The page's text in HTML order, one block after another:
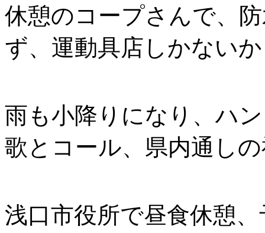
休憩のコープさんで、
ず、運動具店しかない
雨も小降りになり、ハ
歌とコール、県内通し
浅口市役所で昼食休憩